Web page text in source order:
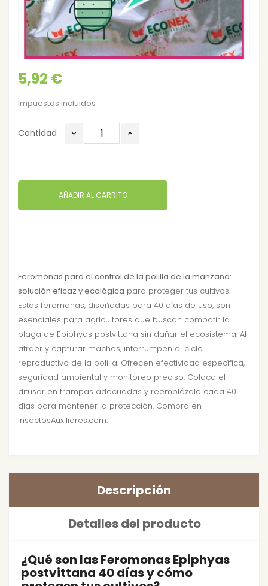
5,92 €
Impuestos incluidos
Cantidad
AÑADIR AL CARRITO
Feromonas para el control de la polilla de la manzana:
solución eficaz y ecológica para proteger tus cultivos.
Estas feromonas, diseñadas para 40 días de uso, son
esenciales para agricultores que buscan combatir la
plaga de Epiphyas postvittana sin dañar el ecosistema. Al
atraer y capturar machos, interrumpen el ciclo
reproductivo de la polilla. Ofrecen efectividad específica,
seguridad ambiental y monitoreo preciso. Coloca el
difusor en trampas adecuadas y reemplázalo cada 40
días para mantener la protección. Compra en
InsectosAuxiliares.com.
Descripción
Detalles del producto
¿Qué son las Feromonas Epiphyas
postvittana 40 días y cómo